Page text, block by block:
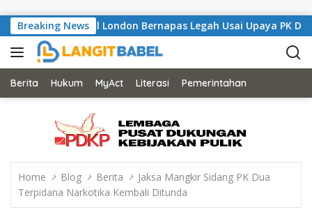
Breaking News
Asal London Bernapas Legah Usai Upaya PK Dikabulkan
Berita Hukum MyAct Literasi Pemerintahan
Home Blog Berita
Jaksa Mangkir Sidang PK Dua
Terpidana Narkotika Kembali Ditunda